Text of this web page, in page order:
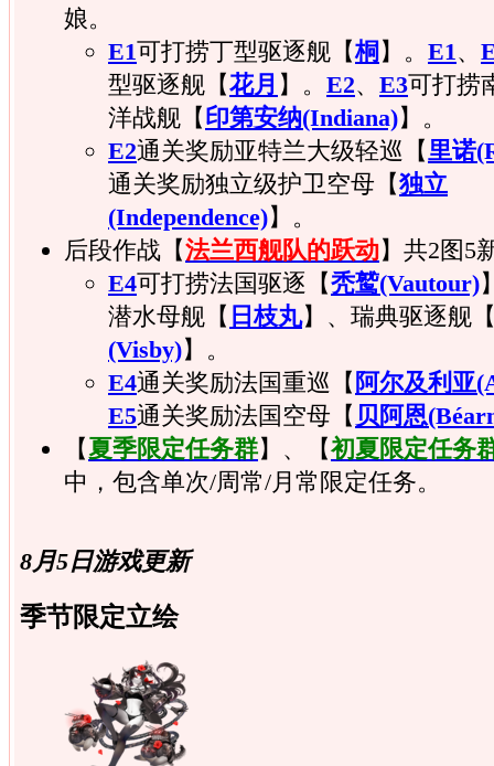
娘。
E1可打捞丁型驱逐舰【桐 】。 E1 、
型驱逐舰【花月 】。 E2、 E3可打捞
洋战舰【印第安纳(Indiana‎)】。
E2通关奖励亚特兰大级轻巡【 里诺
通关奖励独立级护卫空母【独立
(Independence)】。
后段作战【法兰西舰队的跃动】共2图5
E4可打捞法国驱逐【秃鹫(Vautour)
潜水母舰【 日枝丸】、瑞典驱逐舰
(Visby)】。
E4通关奖励法国重巡【 阿尔及利亚
E5通关奖励法国空母【 贝阿恩
【夏季限定任务群】、【初夏限定任务
中，包含单次/周常/月常限定任务。
8月5日游戏更新
季节限定立绘